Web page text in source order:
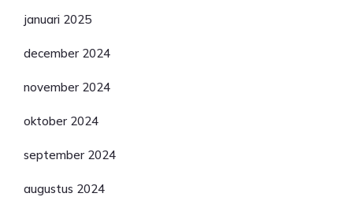
januari 2025
december 2024
november 2024
oktober 2024
september 2024
augustus 2024